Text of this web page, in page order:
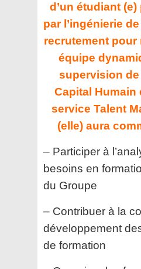
d’un étudiant
par l’ingénierie
recrutement pour
équipe
supervision
Capital Humain
service Talent
(elle) aura
– Participer à
besoins en
du Groupe
– Contribuer à la
développement
de formation